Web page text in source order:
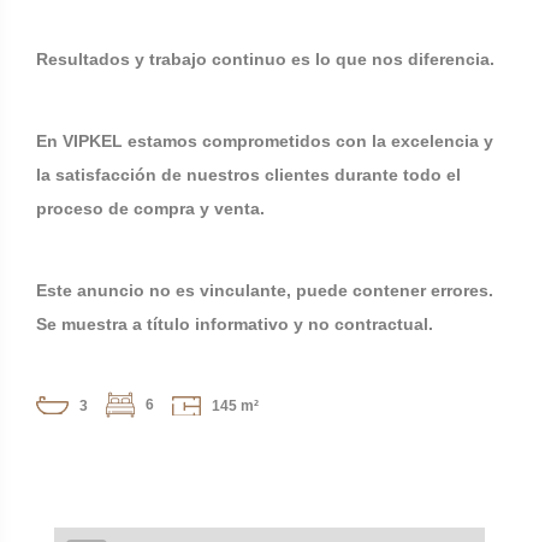
Resultados y trabajo continuo es lo que nos diferencia.
En VIPKEL estamos comprometidos con la excelencia y
la satisfacción de nuestros clientes durante todo el
proceso de compra y venta.
Este anuncio no es vinculante, puede contener errores.
Se muestra a título informativo y no contractual.
3 6 145 m²